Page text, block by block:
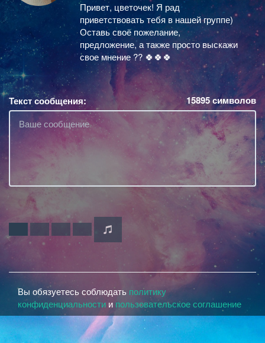
Привет, цветочек! Я рад
приветствовать тебя в нашей группе)
Оставь своё пожелание,
предложение, а также просто выскажи
свое мнение ?? 🍀🍀🍀
Текст сообщения: 15895символов
Вы обязуетесь соблюдать политику
конфиденциальности и пользовательское соглашение